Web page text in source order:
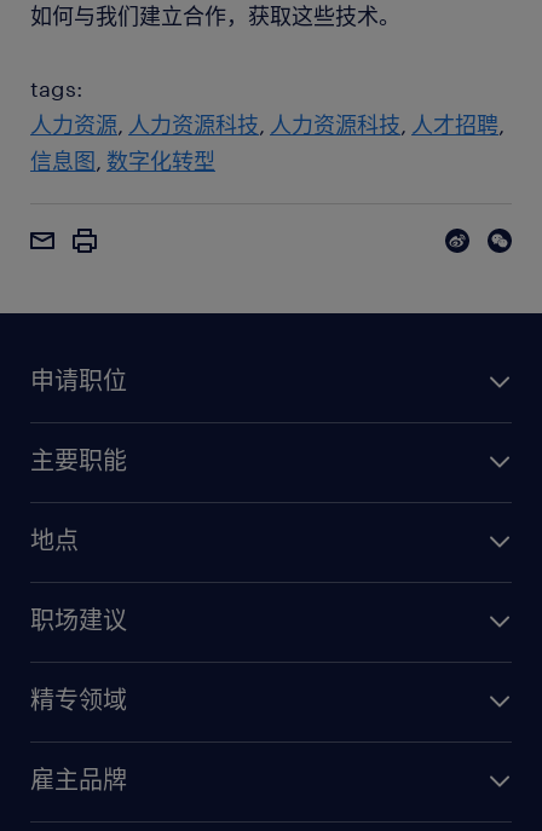
如何与我们建立合作，获取这些技术。
tags:
人力资源 人力资源科技 人力资源科技 人才招聘
信息图 数字化转型
申请职位
主要职能
地点
职场建议
精专领域
雇主品牌